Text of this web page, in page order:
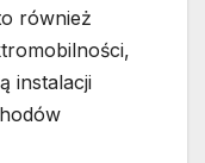
również
instalacji